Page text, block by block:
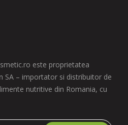
este proprietatea
SA – importator si distribuitor de
nutritive din Romania, cu